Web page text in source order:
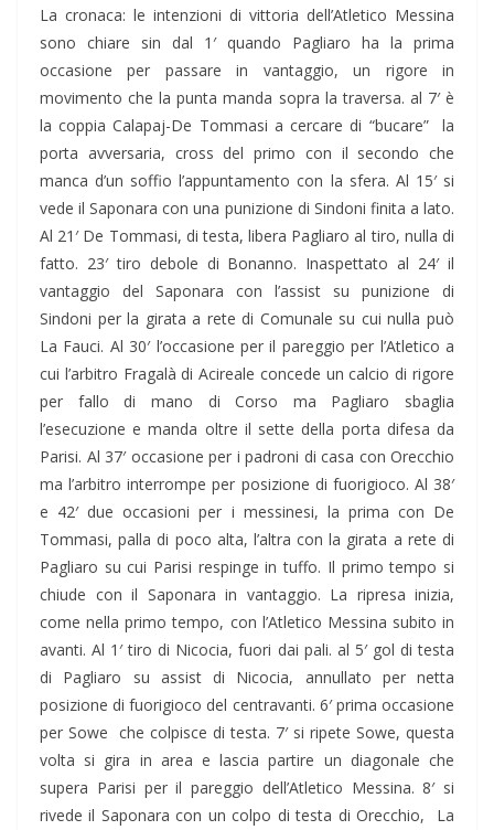
La cronaca: le intenzioni di vittoria dell’Atletico Messina
sono chiare sin dal 1′ quando Pagliaro ha la prima
occasione per passare in vantaggio, un rigore in
movimento che la punta manda sopra la traversa. al 7′ è
la coppia Calapaj-De Tommasi a cercare di “bucare” la
porta avversaria, cross del primo con il secondo che
manca d’un soffio l’appuntamento con la sfera. Al 15′ si
vede il Saponara con una punizione di Sindoni finita a lato.
Al 21′ De Tommasi, di testa, libera Pagliaro al tiro, nulla di
fatto. 23′ tiro debole di Bonanno. Inaspettato al 24′ il
vantaggio del Saponara con l’assist su punizione di
Sindoni per la girata a rete di Comunale su cui nulla può
La Fauci. Al 30′ l’occasione per il pareggio per l’Atletico a
cui l’arbitro Fragalà di Acireale concede un calcio di rigore
per fallo di mano di Corso ma Pagliaro sbaglia
l’esecuzione e manda oltre il sette della porta difesa da
Parisi. Al 37′ occasione per i padroni di casa con Orecchio
ma l’arbitro interrompe per posizione di fuorigioco. Al 38′
e 42′ due occasioni per i messinesi, la prima con De
Tommasi, palla di poco alta, l’altra con la girata a rete di
Pagliaro su cui Parisi respinge in tuffo. Il primo tempo si
chiude con il Saponara in vantaggio. La ripresa inizia,
come nella primo tempo, con l’Atletico Messina subito in
avanti. Al 1′ tiro di Nicocia, fuori dai pali. al 5′ gol di testa
di Pagliaro su assist di Nicocia, annullato per netta
posizione di fuorigioco del centravanti. 6′ prima occasione
per Sowe che colpisce di testa. 7′ si ripete Sowe, questa
volta si gira in area e lascia partire un diagonale che
supera Parisi per il pareggio dell’Atletico Messina. 8′ si
rivede il Saponara con un colpo di testa di Orecchio, La